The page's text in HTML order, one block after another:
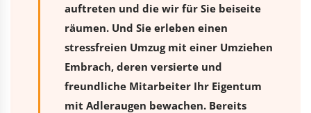
auftreten und die wir für Sie beiseite
räumen. Und Sie erleben einen
stressfreien Umzugmit einer Umziehen
Embrach, deren versierte und
freundliche Mitarbeiter Ihr Eigentum
mit Adleraugen bewachen. Bereits